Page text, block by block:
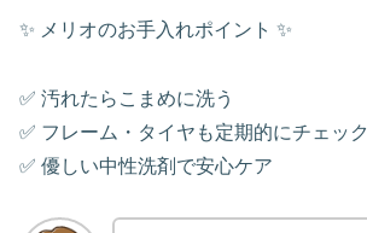
✨ メリオのお手入れポイント ✨
✅ 汚れたらこまめに洗う
✅ フレーム・タイヤも定期的にチェック
✅ 優しい中性洗剤で安心ケア